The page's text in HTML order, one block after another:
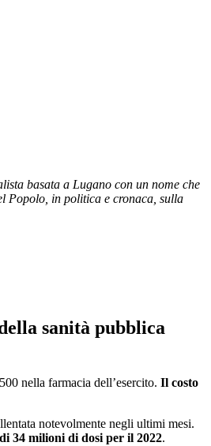
basata a Lugano con un nome che
Popolo, in politica e cronaca, sulla
sanità pubblica
nella farmacia dell’esercito. Il costo
notevolmente negli ultimi mesi.
34 milioni di dosi per il 2022.